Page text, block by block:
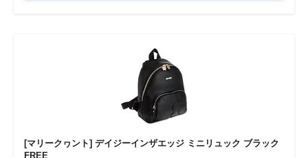
[マリークヮント] デイジーインザエッジ ミニリュック ブラック
FREE